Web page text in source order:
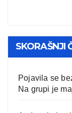
SKORAŠNJI
Pojavila se
Na grupi je